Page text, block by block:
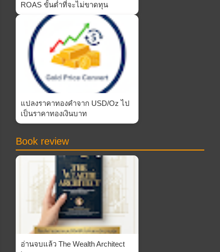
ROAS ขั้นต่ำที่จะไม่ขาดทุน
แปลงราคาทองคำจาก USD/Oz ไป
เป็นราคาทองเงินบาท
Book review
อ่านจบแล้ว The Wealth Architect